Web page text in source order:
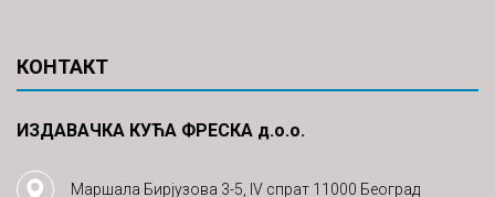
КОНТАКТ
ИЗДАВАЧКА КУЋА ФРЕСКА д.о.о.
Маршала Бирјузова 3-5, IV спрат 11000 Београд